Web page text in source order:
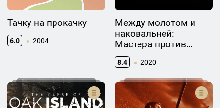
Тачку на прокачку
6.0 2004
Между молотом и
наковальней:
Мастера против
судей
8.4 2020